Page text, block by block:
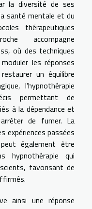
la diversité de ses
santé mentale et du
thérapeutiques
accompagne
où des techniques
les réponses
un équilibre
l'hypnothérapie
permettant de
à la dépendance et
de fumer. La
expériences passées
également être
hypnothérapie qui
favorisant de
ainsi une réponse